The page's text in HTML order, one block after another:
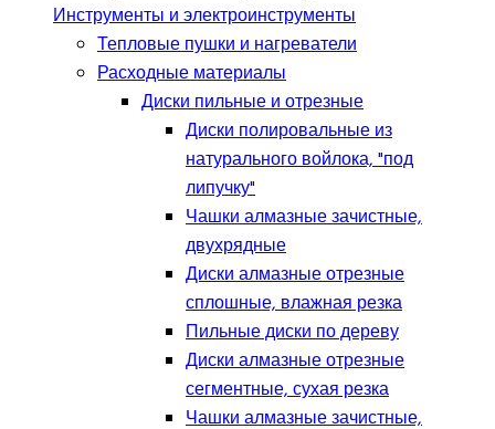
Инструменты и электроинструменты
Тепловые пушки и нагреватели
Расходные материалы
Диски пильные и отрезные
Диски полировальные из
натурального войлока, "под
липучку"
Чашки алмазные зачистные,
двухрядные
Диски алмазные отрезные
сплошные, влажная резка
Пильные диски по дереву
Диски алмазные отрезные
сегментные, сухая резка
Чашки алмазные зачистные,